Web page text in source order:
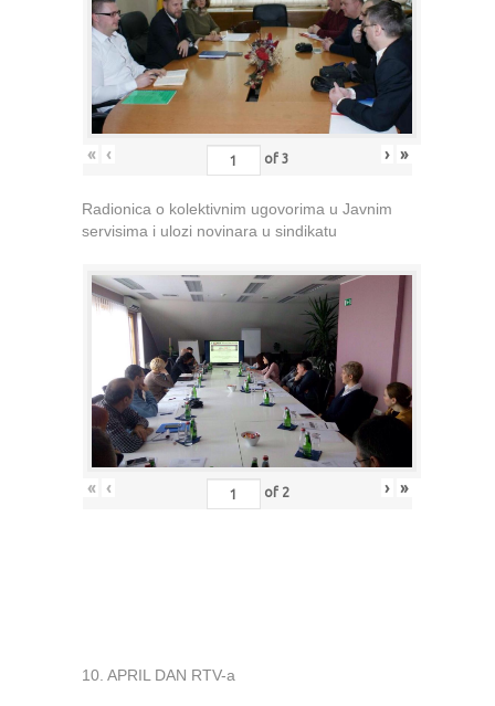
« ‹ of 3 › »
Radionica o kolektivnim ugovorima u Javnim
servisima i ulozi novinara u sindikatu
« ‹ of 2 › »
10. APRIL DAN RTV-a